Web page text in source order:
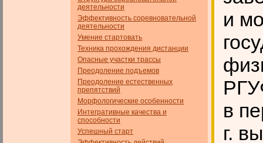
деятельности
Эффективность соревновательной
деятельности
Умение стартовать
Техника прохождения дистанции
Опасные участки трассы
Преодоление подъемов
Преодоление естественных
препятствий
Морфологические особенности
Интегративные качества и
способности
Успешный старт
и
в
г.